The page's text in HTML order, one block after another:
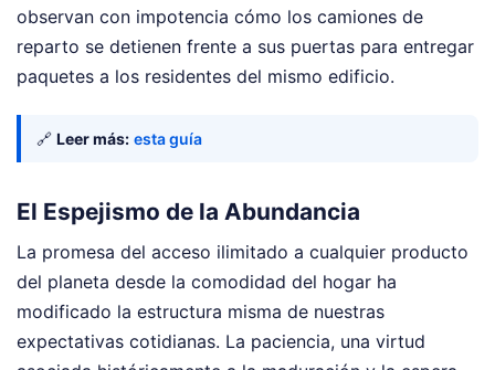
observan con impotencia cómo los camiones de
reparto se detienen frente a sus puertas para entregar
paquetes a los residentes del mismo edificio.
🔗 Leer más: esta guía
El Espejismo de la Abundancia
La promesa del acceso ilimitado a cualquier producto
del planeta desde la comodidad del hogar ha
modificado la estructura misma de nuestras
expectativas cotidianas. La paciencia, una virtud